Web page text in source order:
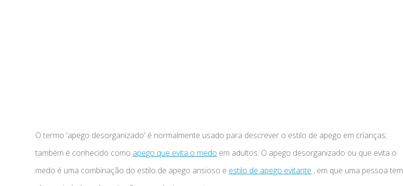
O termo 'apego desorganizado' é normalmente usado para descrever o estilo de apego em crianças;
também é conhecido como apego que evita o medo em adultos. O apego desorganizado ou que evita o
medo é uma combinação do estilo de apego ansioso e estilo de apego evitante , em que uma pessoa tem